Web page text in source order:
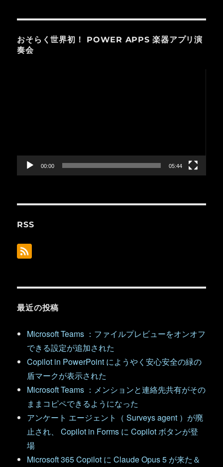
おそらく世界初！ POWER APPS 楽器アプリ演
奏会
ー
00:00 05:44
RSS
最近の投稿
Microsoft Teams ：ファイルプレビューをオンオフ
できる設定が追加された
Copilot in PowerPoint にようやく安心安全の緑の
盾マークが表示された
Microsoft Teams ：メンションと連絡先共有がその
ままコピペできるようになった
アンケート エージェント（ Surveys agent ）が廃
止され、 Copilot in Forms に Copilot ボタンが登
場
Microsoft 365 Copilot に Claude Opus 5 が来た＆